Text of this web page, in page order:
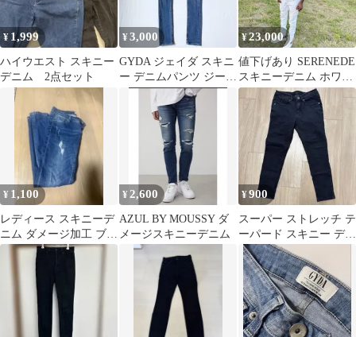
¥ 1,999
ハイウエスト スキニー
デニム 2点セット
¥3,000
GYDA ジェイダ スキニ
ー デニムパンツ ジーン
ズ 日本製 S
¥23,000
値下げあり SERENEDE
スキニーデニム ホワイ
ト 28
¥ 1,100
レディース スキニーデ
ニム ダメージ加工 ブル
ー
¥ 2,600
AZUL BY MOUSSY ダ
メージスキニーデニム
¥900
スーパー ストレッチ テ
ーパード スキニー デニ
ム